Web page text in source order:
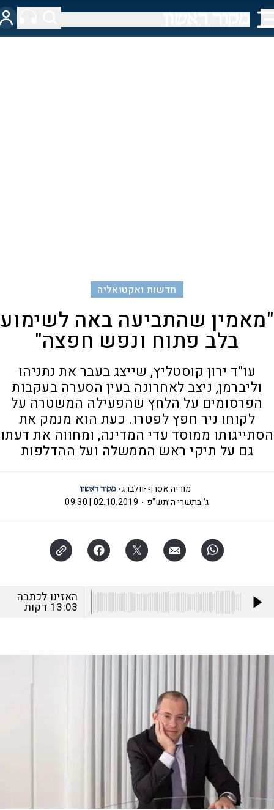
חדשות ואקטואליה
"מאמין שהתביעה באה לשימוע
בלב פתוח ונפש חפצה"
עו"ד ירון קוסטליץ, שייצג בעבר את נתניהו
וליברמן, ניצב לאחרונה בעין הסערה בעקבות
הפרסומים על הלחץ שהפעילה המשטרה על
לקוחו ניר חפץ לפטרו. כעת הוא מנמק את
הסתייגותו ממוסד עדי המדינה, ומחווה את דעתו
גם על תיקי ראש הממשלה ועל ההדלפות
מוריה אסרף-וולברג
ג' בתשרי ה׳תש"פ
02.10.2019 | 09:30
האזינו לכתבה
13:03 דקות